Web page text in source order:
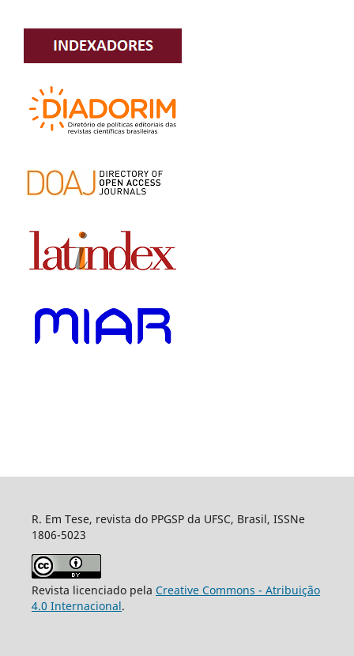
R. Em Tese, revista do PPGSP da UFSC, Brasil, ISSNe
1806-5023
Revista licenciado pela Creative Commons - Atribuição
4.0 Internacional.